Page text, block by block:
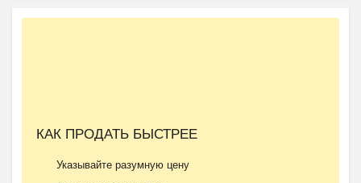
КАК ПРОДАТЬ БЫСТРЕЕ
Указывайте разумную цену